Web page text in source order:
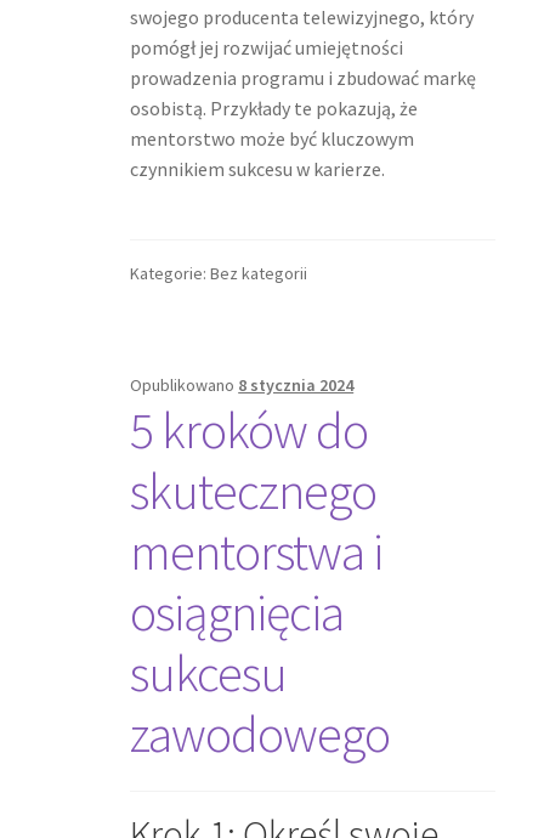
swojego producenta telewizyjnego, który
pomógł jej rozwijać umiejętności
prowadzenia programu i zbudować markę
osobistą. Przykłady te pokazują, że
mentorstwo może być kluczowym
czynnikiem sukcesu w karierze.
Kategorie: Bez kategorii
Opublikowano 8 stycznia 2024
5 kroków do
skutecznego
mentorstwa i
osiągnięcia
sukcesu
zawodowego